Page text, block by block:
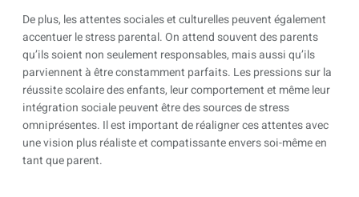
De plus, les attentes sociales et culturelles peuvent également
accentuer le stress parental. On attend souvent des parents
qu’ils soient non seulement responsables, mais aussi qu’ils
parviennent à être constamment parfaits. Les pressions sur la
réussite scolaire des enfants, leur comportement et même leur
intégration sociale peuvent être des sources de stress
omniprésentes. Il est important de réaligner ces attentes avec
une vision plus réaliste et compatissante envers soi-même en
tant que parent.